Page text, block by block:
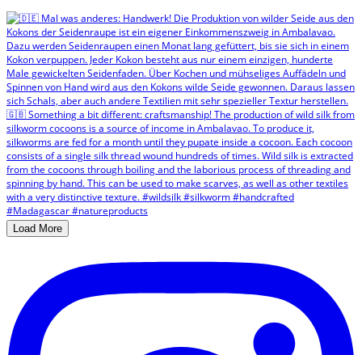
Load More